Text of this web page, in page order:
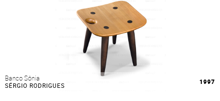
Banco Sônia
SÉRGIO RODRIGUES 1997